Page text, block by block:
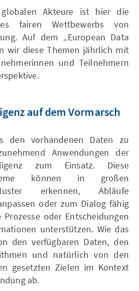
Akteure ist hier die
fairen Wettbewerbs von
Auf dem „European Data
wir diese Themen jährlich mit
und Teilnehmern
auf dem Vormarsch
den vorhandenen Daten zu
Anwendungen der
zum Einsatz. Diese
können in großen
erkennen, Abläufe
oder zum Dialog fähig
oder Entscheidungen
unterstützen. Wie das
den verfügbaren Daten, den
und natürlich von den
gesetzten Zielen im Kontext
ab.